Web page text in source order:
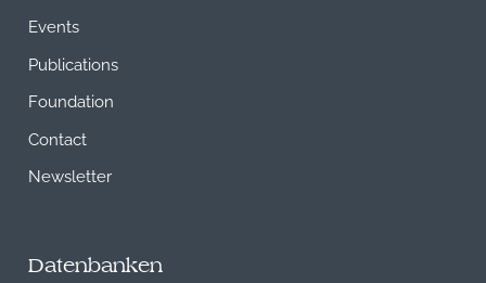
Events
Publications
Foundation
Contact
Newsletter
Datenbanken